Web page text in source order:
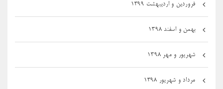
فروردین و اردیبهشت ۱۳۹۹
بهمن و اسفند ۱۳۹۸
شهریور و مهر ۱۳۹۸
مرداد و شهریور ۱۳۹۸